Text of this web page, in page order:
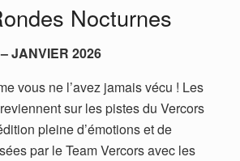
Nocturnes
JANVIER 2026
vous ne l’avez jamais vécu ! Les
sur les pistes du Vercors
pleine d’émotions et de
par le Team Vercors avec les